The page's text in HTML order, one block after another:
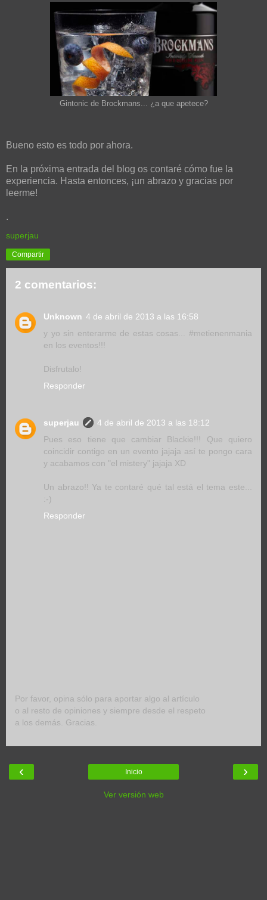
Gintonic de Brockmans... ¿a que apetece?
Bueno esto es todo por ahora.
En la próxima entrada del blog os contaré cómo fue la
experiencia. Hasta entonces, ¡un abrazo y gracias por
leerme!
.
superjau
Compartir
2 comentarios:
Unknown 4 de abril de 2013 a las 16:58
y yo sin enterarme de estas cosas... #metienenmania
en los eventos!!!
Disfrutalo!
Responder
superjau
4 de abril de 2013 a las 18:12
Pues eso tiene que cambiar Blackie!!! Que quiero
coincidir contigo en un evento jajaja así te pongo cara
y acabamos con "el mistery" jajaja XD
Un abrazo!! Ya te contaré qué tal está el tema este...
:-)
Responder
Por favor, opina sólo para aportar algo al artículo
o al resto de opiniones y siempre desde el respeto
a los demás. Gracias.
‹ ›
Inicio
Ver versión web